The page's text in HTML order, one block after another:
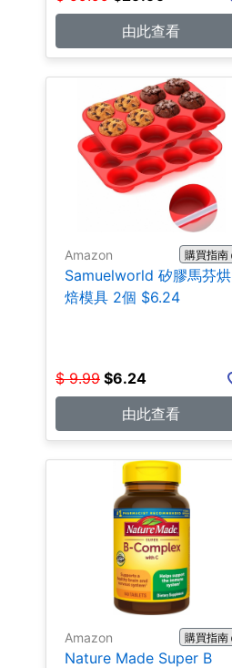
由此查看
Amazon 購買指南
Samuelworld 矽膠馬芬烘
焙模具 2個 $6.24
$ 9.99 $6.24
由此查看
Amazon 購買指南
Nature Made Super B